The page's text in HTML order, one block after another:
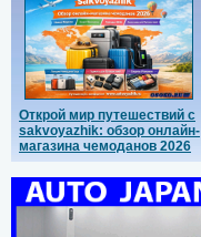
Открой мир путешествий с
sakvoyazhik: обзор онлайн-
магазина чемоданов 2026